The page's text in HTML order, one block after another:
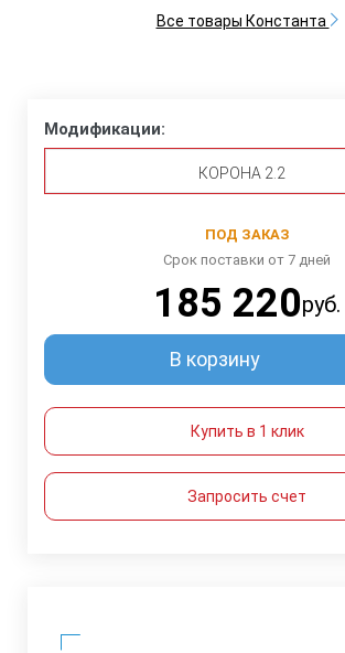
Все товары Константа
Модификации:
КОРОНА 2.2
ПОД ЗАКАЗ
Срок поставки от 7 дней
185 220руб.
В корзину
Купить в 1 клик
Запросить счет